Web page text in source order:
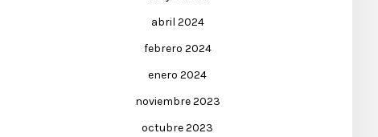
abril 2024
febrero 2024
enero 2024
noviembre 2023
octubre 2023